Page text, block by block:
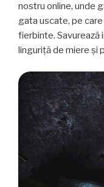
nostru online, unde
gata uscate, pe
fierbinte. Savurează
linguriță de miere și